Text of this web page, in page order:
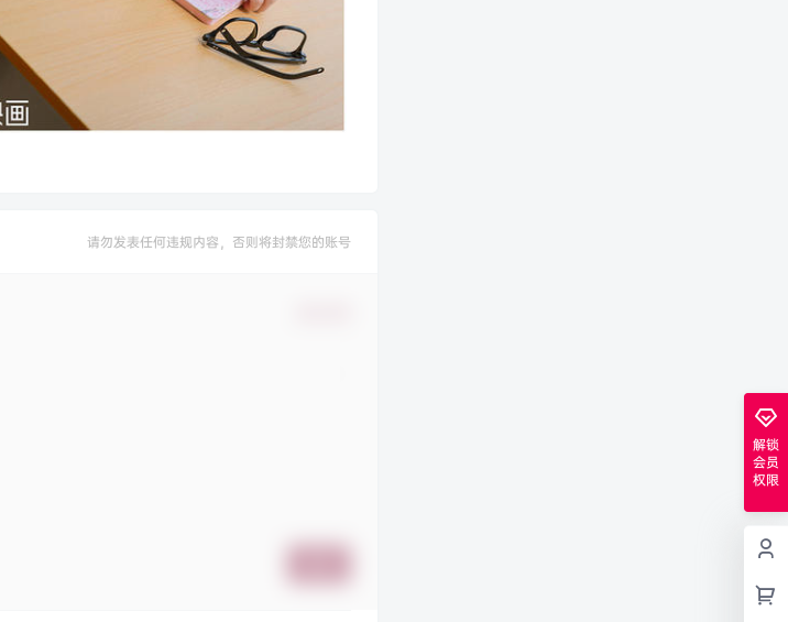
请勿发表任何违规内容，否则将封禁您的账号
解锁
会员
权限